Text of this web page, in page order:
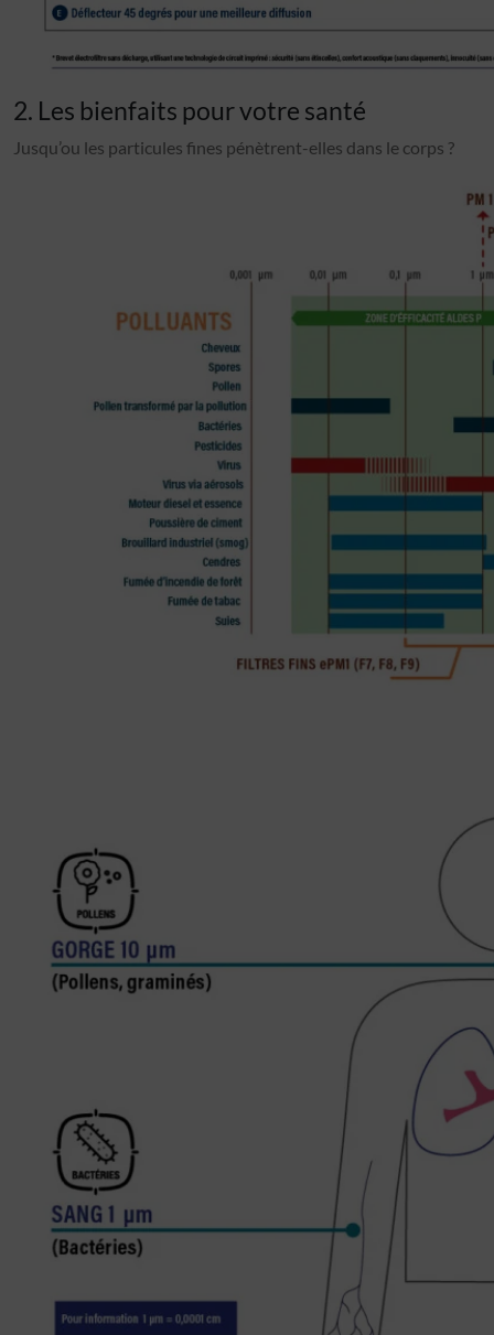
2. Les bienfaits pour votre santé
Jusqu’ou les particules fines pénètrent-elles dans le corps ?